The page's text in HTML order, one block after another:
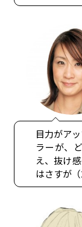
目力がア
ラーが、
え、抜け
はさすが（